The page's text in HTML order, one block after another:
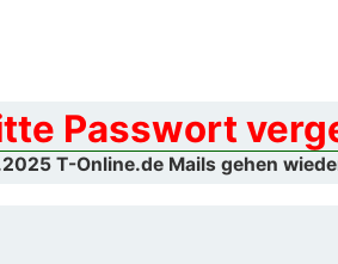
Passwort
T-Online.de Mails gehen